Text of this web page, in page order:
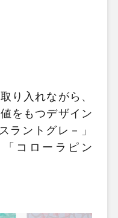
り入れながら、
をもつデザイン
ラントグレ－」
「コローラピン